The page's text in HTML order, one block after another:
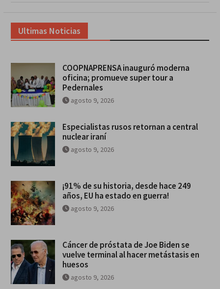
Ultimas Noticias
COOPNAPRENSA inauguró moderna
oficina; promueve super tour a
Pedernales
agosto 9, 2026
Especialistas rusos retornan a central
nuclear iraní
agosto 9, 2026
¡91% de su historia, desde hace 249
años, EU ha estado en guerra!
agosto 9, 2026
Cáncer de próstata de Joe Biden se
vuelve terminal al hacer metástasis en
huesos
agosto 9, 2026